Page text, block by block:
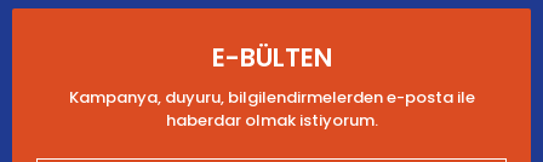
E-BÜLTEN
Kampanya, duyuru, bilgilendirmelerden e-posta ile
haberdar olmak istiyorum.